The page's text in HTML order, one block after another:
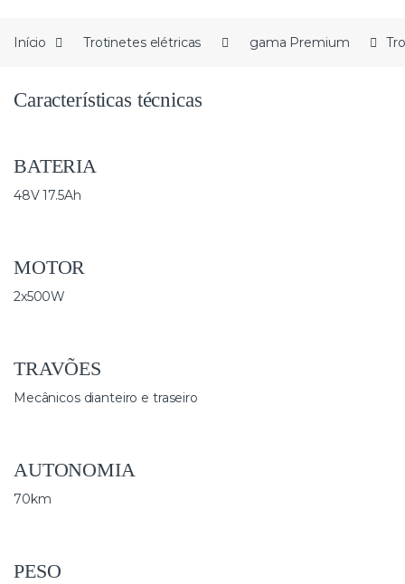
Início Trotinetes elétricas gama Premium
Características técnicas
BATERIA
48V 17.5Ah
MOTOR
2x500W
TRAVÕES
Mecânicos dianteiro e traseiro
AUTONOMIA
70km
PESO